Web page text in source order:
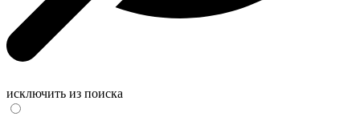
исключить из поиска